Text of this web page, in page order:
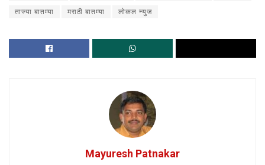
ताज्या बातम्या मराठी बातम्या लोकल न्युज
Mayuresh Patnakar